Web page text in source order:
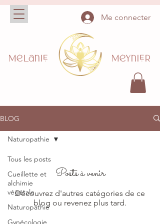
Me connecter
Mélanie Méynier
BLOG
Tous les posts
Cueillette et
alchimie
végétale
Naturopathie
Gynécologie
Naturopathie
Posts à venir
Découvrez d'autres catégories de ce
blog ou revenez plus tard.